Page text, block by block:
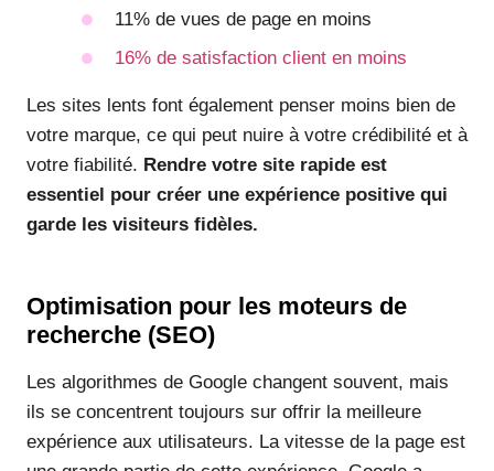
11% de vues de page en moins
16% de satisfaction client en moins
Les sites lents font également penser moins bien de
votre marque, ce qui peut nuire à votre crédibilité et à
votre fiabilité. Rendre votre site rapide est
essentiel pour créer une expérience positive qui
garde les visiteurs fidèles.
Optimisation pour les moteurs de
recherche (SEO)
Les algorithmes de Google changent souvent, mais
ils se concentrent toujours sur offrir la meilleure
expérience aux utilisateurs. La vitesse de la page est